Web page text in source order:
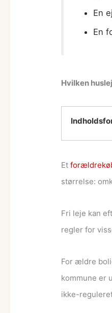
En
En
Hvilken
Et
størrelse:
Fri leje kan
regler for
For ældre
kommune er
ikke-